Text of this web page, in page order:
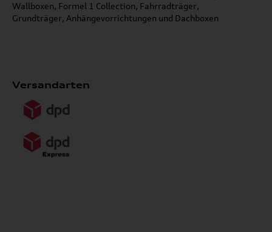
Wallboxen, Formel 1 Collection, Fahrradträger,
Grundträger, Anhängevorrichtungen und Dachboxen
Versandarten